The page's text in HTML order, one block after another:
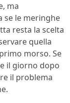
ma
se le meringhe
resta la scelta
quella
morso. Se
il giorno dopo
il problema